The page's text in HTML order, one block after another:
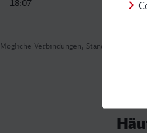
Mögliche Verbindungen, Stand: 2026-08-
18:07
20:36